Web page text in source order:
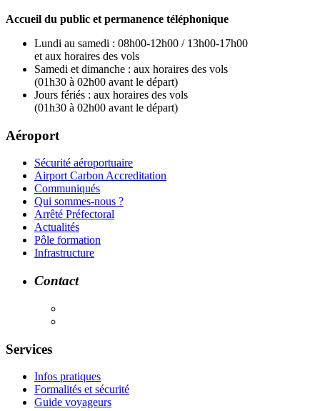
Accueil du public et permanence téléphonique
Lundi au samedi : 08h00-12h00 / 13h00-17h00
et aux horaires des vols
Samedi et dimanche : aux horaires des vols
(01h30 à 02h00 avant le départ)
Jours fériés : aux horaires des vols
(01h30 à 02h00 avant le départ)
Aéroport
Sécurité aéroportuaire
Airport Carbon Accreditation
Communiqués
Qui sommes-nous ?
Arrêté Préfectoral
Actualités
Pôle formation
Infrastructure
Contact
Services
Infos pratiques
Formalités et sécurité
Guide voyageurs